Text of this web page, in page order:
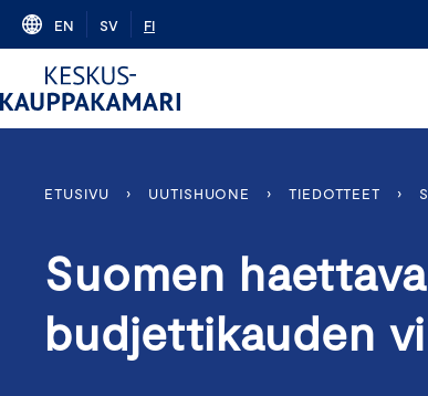
Skip
content
EN SV FI
ETUSIVU › UUTISHUONE › TIEDOTTEET ›
Suomen
budjettikauden